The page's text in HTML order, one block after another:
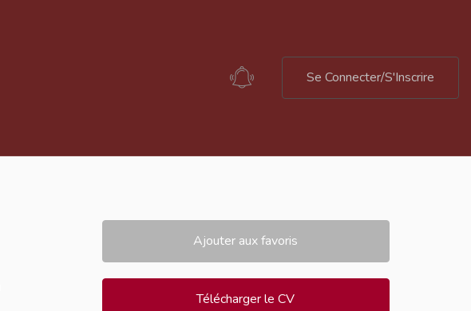
Se Connecter/S'Inscrire
Ajouter aux favoris
Télécharger le CV